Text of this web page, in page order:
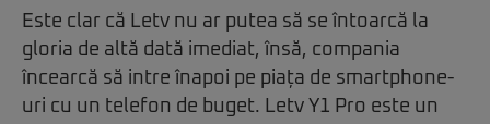
Este clar că Letv nu ar putea să se întoarcă la
gloria de altă dată imediat, însă, compania
încearcă să intre înapoi pe piața de smartphone-
uri cu un telefon de buget. Letv Y1 Pro este un